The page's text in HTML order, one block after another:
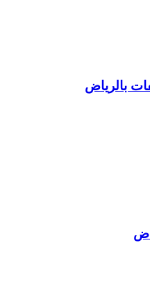
بالرياض